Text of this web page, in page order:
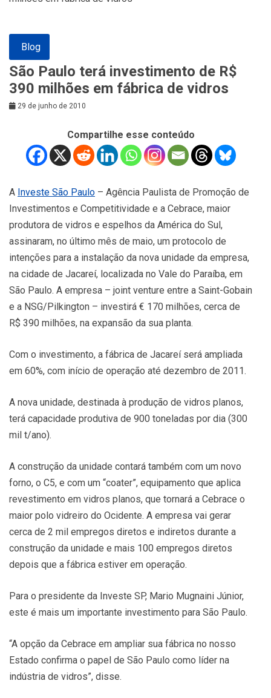
Blog
São Paulo terá investimento de R$
390 milhões em fábrica de vidros
29 de junho de 2010
Compartilhe esse conteúdo
A Investe São Paulo – Agência Paulista de Promoção de
Investimentos e Competitividade e a Cebrace, maior
produtora de vidros e espelhos da América do Sul,
assinaram, no último mês de maio, um protocolo de
intenções para a instalação da nova unidade da empresa,
na cidade de Jacareí, localizada no Vale do Paraíba, em
São Paulo. A empresa – joint venture entre a Saint-Gobain
e a NSG/Pilkington – investirá € 170 milhões, cerca de
R$ 390 milhões, na expansão da sua planta.
Com o investimento, a fábrica de Jacareí será ampliada
em 60%, com início de operação até dezembro de 2011.
A nova unidade, destinada à produção de vidros planos,
terá capacidade produtiva de 900 toneladas por dia (300
mil t/ano).
A construção da unidade contará também com um novo
forno, o C5, e com um “coater”, equipamento que aplica
revestimento em vidros planos, que tornará a Cebrace o
maior polo vidreiro do Ocidente. A empresa vai gerar
cerca de 2 mil empregos diretos e indiretos durante a
construção da unidade e mais 100 empregos diretos
depois que a fábrica estiver em operação.
Para o presidente da Investe SP, Mario Mugnaini Júnior,
este é mais um importante investimento para São Paulo.
“A opção da Cebrace em ampliar sua fábrica no nosso
Estado confirma o papel de São Paulo como líder na
indústria de vidros”, disse.